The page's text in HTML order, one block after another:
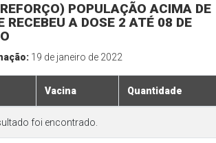
POPULAÇÃO ACIMA DE
RECEBEU A DOSE 2 ATÉ 08 DE
19 de janeiro de 2022
Vacina Quantidade
foi encontrado.